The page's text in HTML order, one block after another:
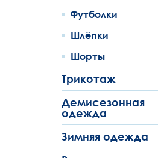
Футболки
Шлёпки
Шорты
Трикотаж
Демисезонная
одежда
Зимняя одежда